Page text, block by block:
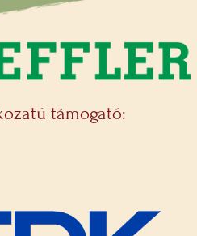
támogató: